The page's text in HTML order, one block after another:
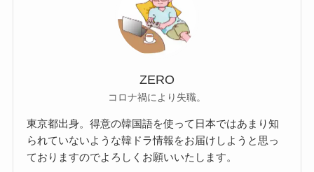
ZERO
コロナ禍により失職。
東京都出身。得意の韓国語を使って日本ではあまり知
られていないような韓ドラ情報をお届けしようと思っ
ておりますのでよろしくお願いいたします。